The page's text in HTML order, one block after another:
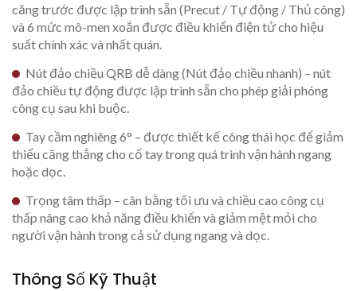
căng trước được lập trình sẵn (Precut / Tự động / Thủ công)
và 6 mức mô-men xoắn được điều khiển điện tử cho hiệu
suất chính xác và nhất quán.
Nút đảo chiều QRB dễ dàng (Nút đảo chiều nhanh) – nút
đảo chiều tự động được lập trình sẵn cho phép giải phóng
công cụ sau khi buộc.
Tay cầm nghiêng 6° – được thiết kế công thái học để giảm
thiểu căng thẳng cho cổ tay trong quá trình vận hành ngang
hoặc dọc.
Trọng tâm thấp – cân bằng tối ưu và chiều cao công cụ
thấp nâng cao khả năng điều khiển và giảm mệt mỏi cho
người vận hành trong cả sử dụng ngang và dọc.
Thông Số Kỹ Thuật